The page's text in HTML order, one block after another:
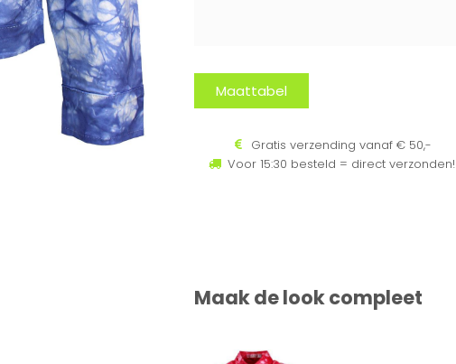
Maattabel
Gratis verzending vanaf € 50,-
Voor 15:30 besteld = direct verzonden!
Maak de look compleet